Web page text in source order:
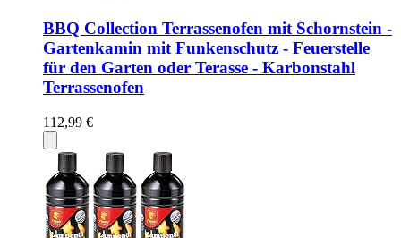
BBQ Collection Terrassenofen mit Schornstein -
Gartenkamin mit Funkenschutz - Feuerstelle
für den Garten oder Terasse - Karbonstahl
Terrassenofen
112,99 €